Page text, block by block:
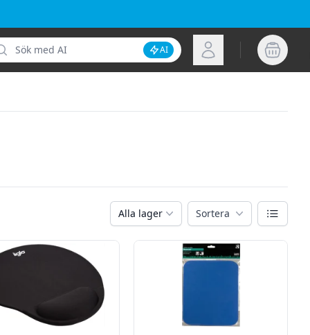
Inaktivera AI-sökning
AI Logga in
Alla lager Sortera Växla vy